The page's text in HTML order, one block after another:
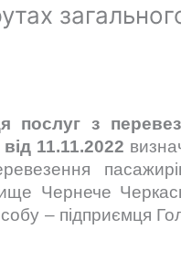
послуг з
11.11.2022
Чернече
– підприємця